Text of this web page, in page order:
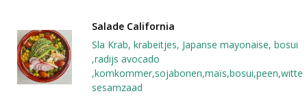
Salade California
Sla Krab, krabeitjes, Japanse mayonaise, bosui
,radijs avocado
,komkommer,sojabonen,maïs,bosui,peen,witte
sesamzaad